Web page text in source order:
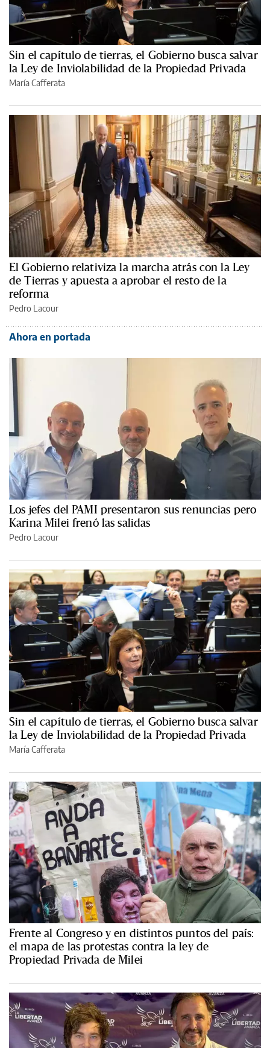
Sin el capítulo de tierras, el Gobierno busca salvar
la Ley de Inviolabilidad de la Propiedad Privada
María Cafferata
El Gobierno relativiza la marcha atrás con la Ley
de Tierras y apuesta a aprobar el resto de la
reforma
Pedro Lacour
Ahora en portada
Los jefes del PAMI presentaron sus renuncias pero
Karina Milei frenó las salidas
Pedro Lacour
Sin el capítulo de tierras, el Gobierno busca salvar
la Ley de Inviolabilidad de la Propiedad Privada
María Cafferata
Frente al Congreso y en distintos puntos del país:
el mapa de las protestas contra la ley de
Propiedad Privada de Milei